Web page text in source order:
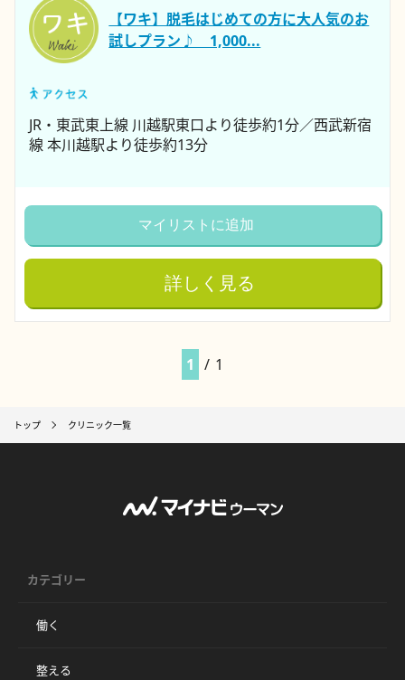
【ワキ】脱毛はじめての方に大人気のお
試しプラン♪ 1,000...
JR・東武東上線 川越駅東口より徒歩約1分／西武新宿
線 本川越駅より徒歩約13分
マイリストに追加
詳しく見る
1 / 1
トップ クリニック一覧
カテゴリー
働く
整える